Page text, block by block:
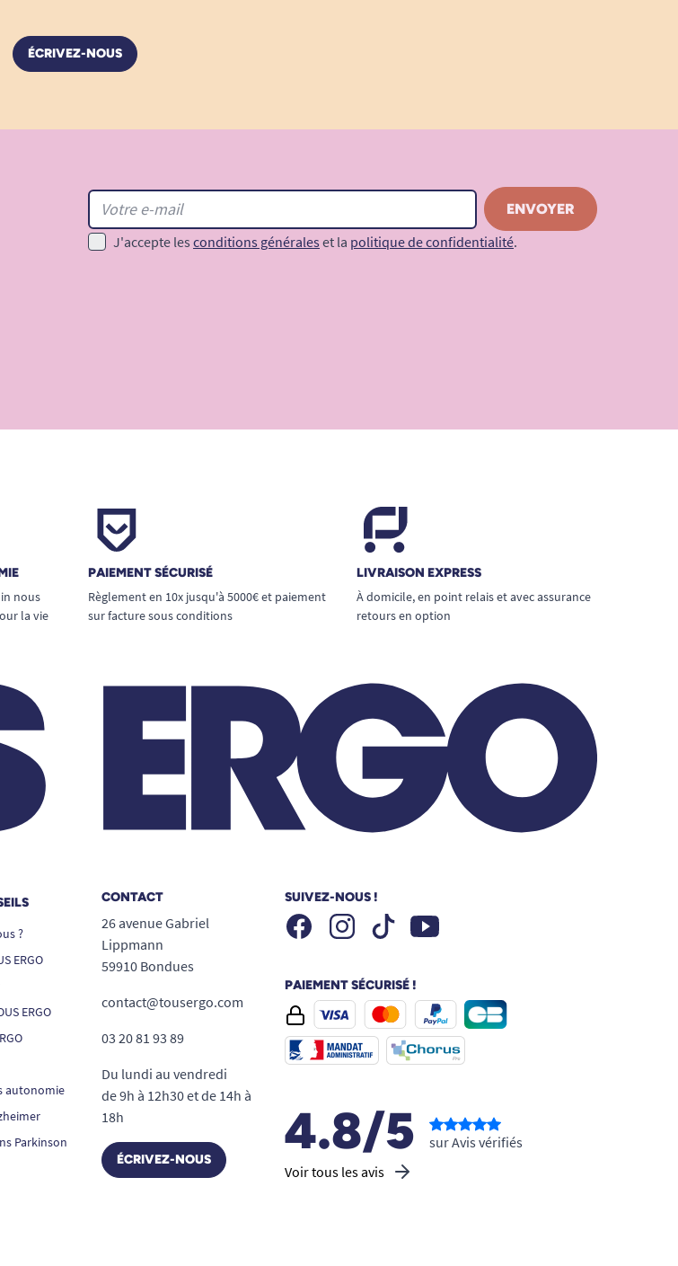
ÉCRIVEZ-NOUS
J'accepte les conditions générales et la politique de confidentialité.
nous
la vie
PAIEMENT SÉCURISÉ
Règlement en 10x jusqu'à 5000€ et paiement
sur facture sous conditions
LIVRAISON EXPRESS
À domicile, en point relais et avec assurance
retours en option
?
ERGO
ERGO
autonomie
Parkinson
CONTACT
26 avenue Gabriel
Lippmann
59910 Bondues
contact@tousergo.com
03 20 81 93 89
Du lundi au vendredi
de 9h à 12h30 et de 14h à
18h
ÉCRIVEZ-NOUS
SUIVEZ-NOUS !
FacebookInstagramTiktok Youtube
PAIEMENT SÉCURISÉ !
4.8/5
Voir tous les avis
sur Avis vérifiés